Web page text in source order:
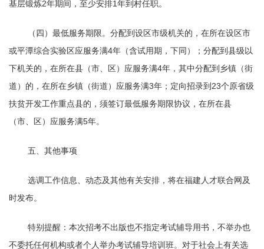
基层锻炼2年期间，至少安排1年到村任职。
（四）最低服务期限。分配到设区市级机关的，在所在设区市
或平潭综合实验区应服务满4年（含试用期，下同）；分配到县级以
下机关的，在所在县（市、区）应服务满4年，其中分配到乡镇（街
道）的，在所在乡镇（街道）应服务满3年；定向招录到23个原省级
扶贫开发工作重点县的，须签订最低服务期限协议，在所在县
（市、区）应服务满5年。
五、其他事项
选调工作信息、动态及其他有关安排，将在福建人才联合网及
时发布。
特别提醒：本次招考不出版也不指定考试辅导用书，不举办也
不委托任何机构或者个人举办考试辅导培训班。对于社会上有关选